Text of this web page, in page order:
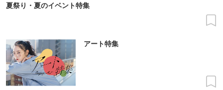
夏祭り・夏のイベント特集
アート特集